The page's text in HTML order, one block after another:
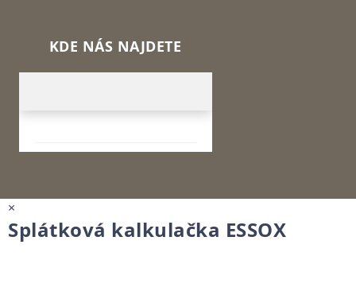
KDE NÁS NAJDETE
×
Splátková kalkulačka ESSOX